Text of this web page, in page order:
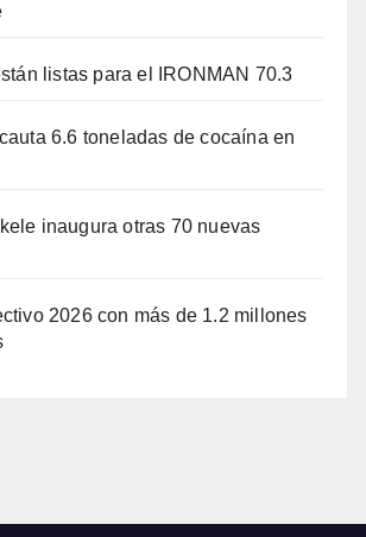
listas para el IRONMAN 70.3
6.6 toneladas de cocaína en
inaugura otras 70 nuevas
2026 con más de 1.2 millones